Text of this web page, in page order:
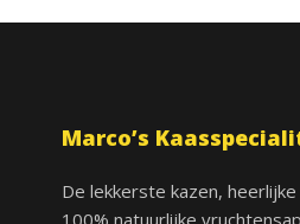
Marco’s
De lekkerste kazen,
100% natuurlijke